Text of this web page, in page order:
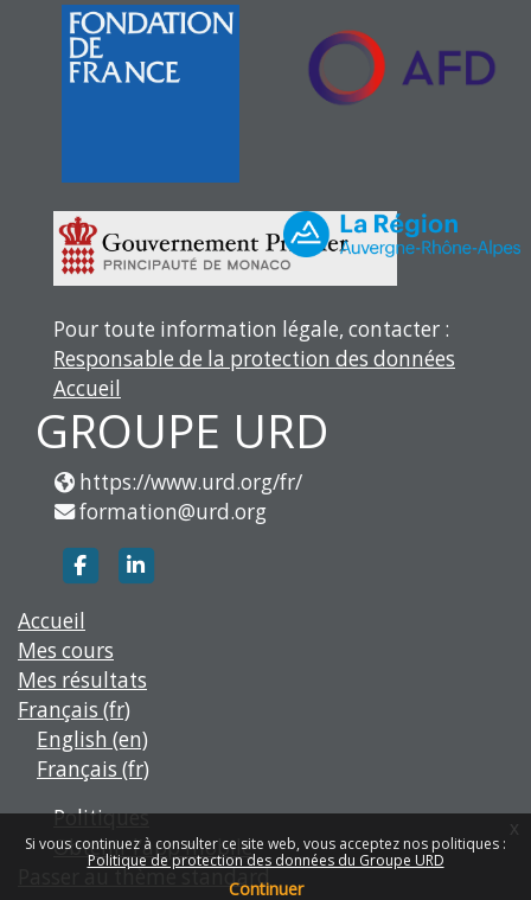
Si vous continuez à consulter ce site web, vous acceptez nos politiques :
Politique de protection des données du Groupe URD
Continuer
x
Pour toute information légale, contacter :
Responsable de la protection des données
Accueil
GROUPE URD
https://www.urd.org/fr/
formation@urd.org
https://www.facebook.com/groupe.urd
Accueil
Mes cours
Mes résultats
Français ‎(fr)‎
English ‎(en)‎
Français ‎(fr)‎
Politiques
Obtenir l’app mobile
Passer au thème standard